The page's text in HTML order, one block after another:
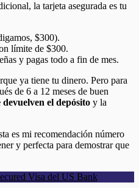
la tarjeta asegurada es tu
$300).
límite de $300.
y pagas todo a fin de mes.
ya tiene tu dinero. Pero para
de 6 a 12 meses de buen
devuelven el depósito y la
es mi recomendación número
y perfecta para demostrar que
Visa del US Bank